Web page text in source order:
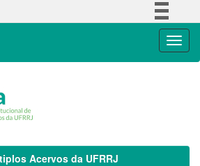
Acervos da UFRRJ